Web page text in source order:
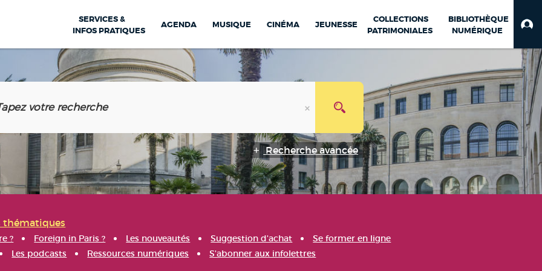
SERVICES &
INFOS PRATIQUES
AGENDA MUSIQUE CINÉMA JEUNESSE
COLLECTIONS
PATRIMONIALES
BIBLIOTHÈQUE
NUMÉRIQUE
Recherche avancée
thématiques
? Foreign in Paris ? Les nouveautés Suggestion d'achat
Se former en ligne
Les podcasts Ressources numériques S'abonner aux infolettres